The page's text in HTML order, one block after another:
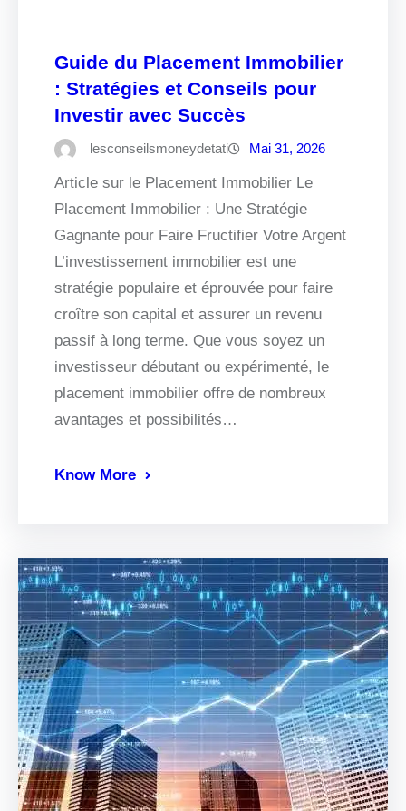
Guide du Placement Immobilier
: Stratégies et Conseils pour
Investir avec Succès
lesconseilsmoneydetati Mai 31, 2026
Article sur le Placement Immobilier Le
Placement Immobilier : Une Stratégie
Gagnante pour Faire Fructifier Votre Argent
L’investissement immobilier est une
stratégie populaire et éprouvée pour faire
croître son capital et assurer un revenu
passif à long terme. Que vous soyez un
investisseur débutant ou expérimenté, le
placement immobilier offre de nombreux
avantages et possibilités…
Know More